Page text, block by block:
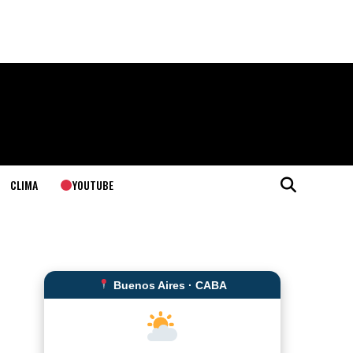
CLIMA YOUTUBE
Buenos Aires · CABA